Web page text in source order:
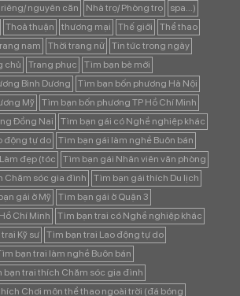
riêng/ nguyên căn Nhà trọ/ Phòng trọ
spa...)
Thoả thuận thương mại Thế giới
Thể thao
nam Thời trang nữ
Tin tức trong ngày
chủ
Trang phục
Tìm bạn bè mới
Bình Dương
Tìm bạn bốn phương Hà Nội
Mỹ
Tìm bạn bốn phương TP Hồ Chí Minh
Đồng Nai
Tìm bạn gái có Nghề nghiệp khác
động tự do
Tìm bạn gái làm nghề Buôn bán
đẹp (tóc
Tìm bạn gái Nhân viên văn phòng
Chăm sóc gia đình
Tìm bạn gái thích Du lịch
gái ở Mỹ
Tìm bạn gái ở Quận 3
Chí Minh
Tìm bạn trai có Nghề nghiệp khác
Kỹ sư
Tìm bạn trai Lao động tự do
bạn trai làm nghề Buôn bán
bạn trai thích Chăm sóc gia đình
Chơi môn thể thao ngoài trời (đá bóng